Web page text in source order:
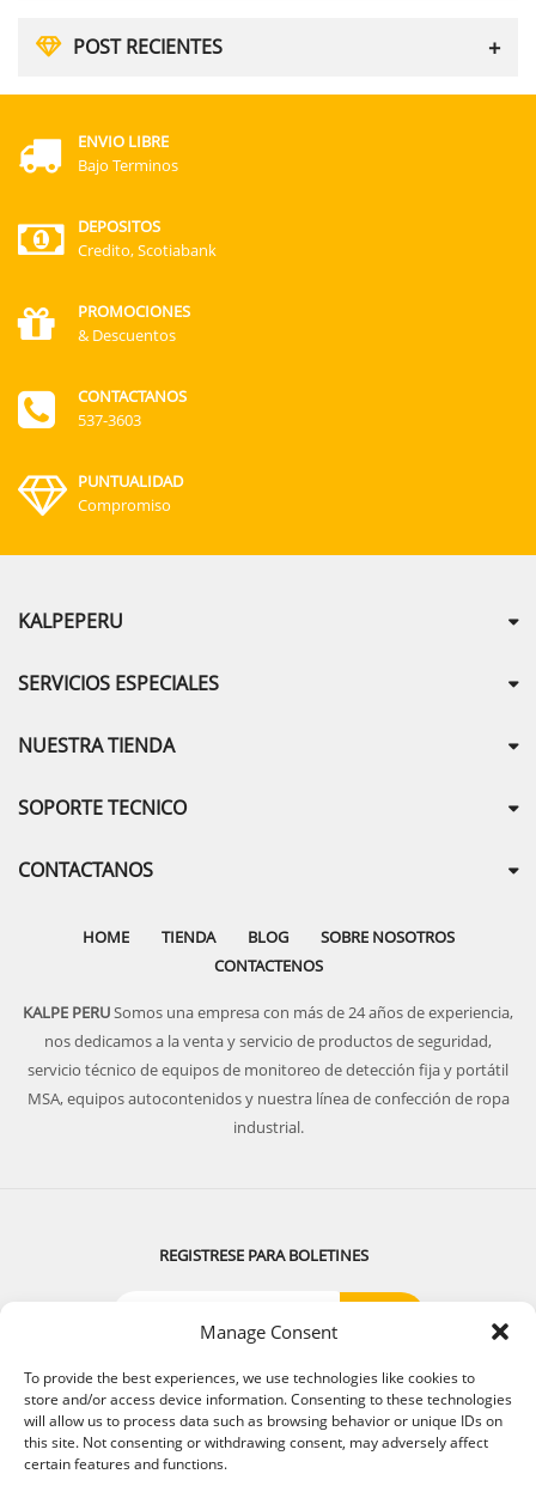
Manage Consent
To provide the best experiences, we use technologies like cookies to
store and/or access device information. Consenting to these technologies
will allow us to process data such as browsing behavior or unique IDs on
this site. Not consenting or withdrawing consent, may adversely affect
certain features and functions.
POST RECIENTES
ENVIO LIBRE
Bajo Terminos
DEPOSITOS
Credito, Scotiabank
PROMOCIONES
& Descuentos
CONTACTANOS
537-3603
PUNTUALIDAD
Compromiso
KALPEPERU
SERVICIOS ESPECIALES
NUESTRA TIENDA
SOPORTE TECNICO
CONTACTANOS
HOME TIENDA BLOG
SOBRE NOSOTROS
CONTACTENOS
KALPE PERUSomos una empresa con más de 24 años de experiencia,
nos dedicamos a la venta y servicio de productos de seguridad,
servicio técnico de equipos de monitoreo de detección fija y portátil
MSA, equipos autocontenidos y nuestra línea de confección de ropa
industrial.
REGISTRESE PARA BOLETINES
SIGUENOS: